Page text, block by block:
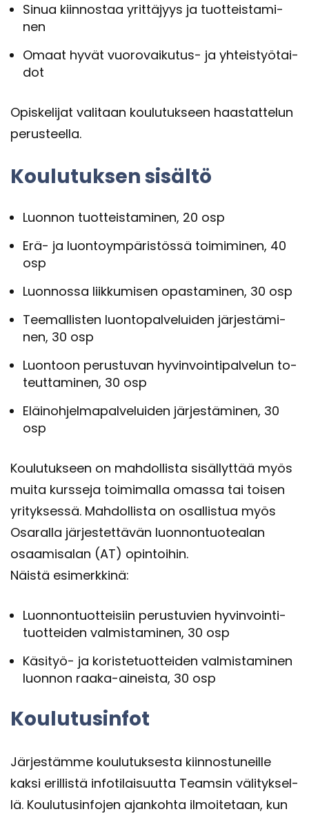
Sinua kiin­nos­taa yrit­tä­jyys ja tuot­teis­ta­mi­
nen
Omaat hyvät vuorovaikutus-​ ja yh­teis­työ­tai­
dot
Opis­ke­li­jat va­li­taan kou­lu­tuk­seen haas­tat­te­lun
pe­rus­teel­la.
Kou­lu­tuk­sen si­säl­tö
Luon­non tuot­teis­ta­mi­nen, 20 osp
Erä- ja luon­to­ym­pä­ris­tös­sä toi­mi­mi­nen, 40
osp
Luon­nos­sa liik­ku­mi­sen opas­ta­mi­nen, 30 osp
Tee­mal­lis­ten luon­to­pal­ve­lui­den jär­jes­tä­mi­
nen, 30 osp
Luon­toon pe­rus­tu­van hy­vin­voin­ti­pal­ve­lun to­
teut­ta­mi­nen, 30 osp
Eläi­noh­jel­ma­pal­ve­lui­den jär­jes­tä­mi­nen, 30
osp
Kou­lu­tuk­seen on mah­dol­lis­ta si­säl­lyt­tää myös
muita kurs­se­ja toi­mi­mal­la omas­sa tai toi­sen
yri­tyk­ses­sä. Mah­dol­lis­ta on osal­lis­tua myös
Osa­ral­la jär­jes­tet­tä­vän luon­non­tuo­tea­lan
osaa­mi­sa­lan (AT) opin­toi­hin.
Näis­tä esi­merk­ki­nä:
Luon­non­tuot­tei­siin pe­rus­tu­vien hy­vin­voin­ti­
tuot­tei­den val­mis­ta­mi­nen, 30 osp
Käsityö-​​ ja ko­ris­te­tuot­tei­den val­mis­ta­mi­nen
luon­non raaka-​​aineista, 30 osp
Kou­lu­tusin­fot
Jär­jes­täm­me kou­lu­tuk­ses­ta kiin­nos­tu­neil­le
kaksi eril­lis­tä in­fo­ti­lai­suut­ta Team­sin vä­li­tyk­sel­
lä. Kou­lu­tusin­fo­jen ajan­koh­ta il­moi­te­taan, kun